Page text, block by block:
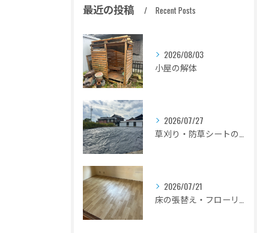
最近の投稿 Recent Posts
2026/08/03
小屋の解体
2026/07/27
2026/07/21